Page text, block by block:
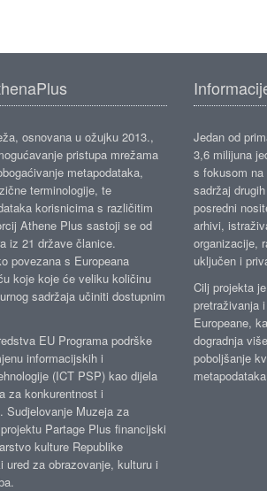
osnovana u ožujku 2013.,
pristupa mrežama
metapodataka,
terminologije, te
korisnicima s različitim
Athene Plus sastoji se od
iz 21 države članice.
povezana s Europeana
koje koje će veliku količinu
sadržaja učiniti dostupnim
EU Programa podrške
informacijskih i
(ICT PSP) kao dijela
za konkurentnost i
Sudjelovanje Muzeja za
Partage Plus financijski
kulture Republike
ured za obrazovanje, kulturu i
Jedan od
3,6 milijuna
s fokusom
sadržaj
posredni
arhivi,
organizacije,
uključen i
Cilj projekta
pretraživanja
Europeane,
dogradnja
poboljšanje